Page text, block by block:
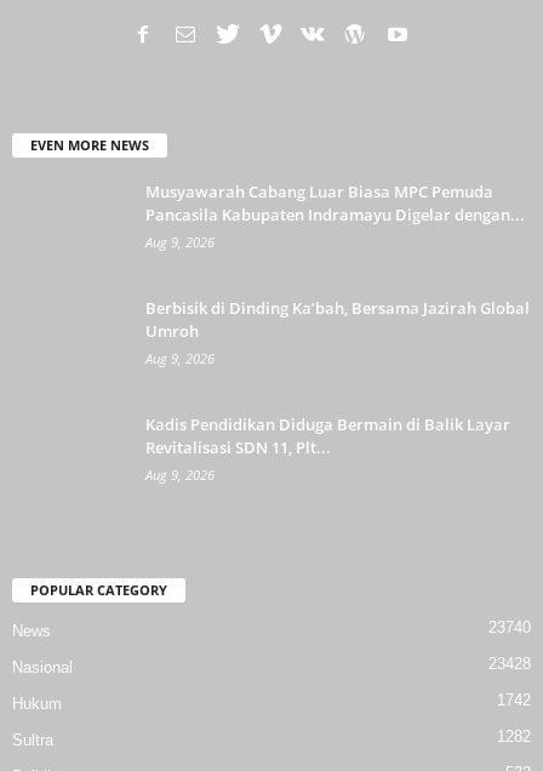
EVEN MORE NEWS
Musyawarah Cabang Luar Biasa MPC Pemuda
Pancasila Kabupaten Indramayu Digelar dengan...
Aug 9, 2026
Berbisik di Dinding Ka’bah, Bersama Jazirah Global
Umroh
Aug 9, 2026
Kadis Pendidikan Diduga Bermain di Balik Layar
Revitalisasi SDN 11, Plt...
Aug 9, 2026
POPULAR CATEGORY
News 23740
Nasional 23428
Hukum 1742
Sultra 1282